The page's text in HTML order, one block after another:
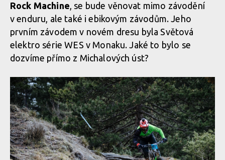
Rock Machine, se bude věnovat mimo závodění
v enduru, ale také i ebikovým závodům. Jeho
prvním závodem v novém dresu byla Světová
elektro série WES v Monaku. Jaké to bylo se
dozvíme přímo z Michalových úst?